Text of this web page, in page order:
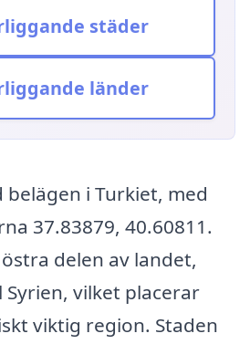
städer
länder
belägen i Turkiet, med
37.83879, 40.60811.
delen av landet,
vilket placerar
viktig region. Staden